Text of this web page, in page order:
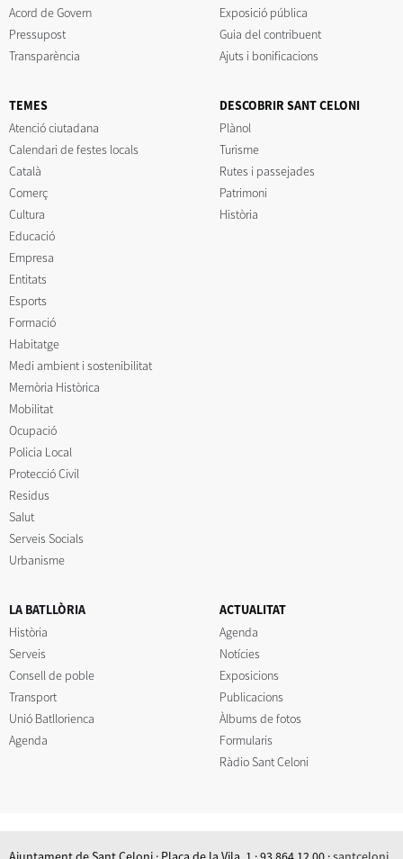
Acord de Govern
Pressupost
Transparència
Exposició pública
Guia del contribuent
Ajuts i bonificacions
TEMES
Atenció ciutadana
Calendari de festes locals
Català
Comerç
Cultura
Educació
Empresa
Entitats
Esports
Formació
Habitatge
Medi ambient i sostenibilitat
Memòria Històrica
Mobilitat
Ocupació
Policia Local
Protecció Civil
Residus
Salut
Serveis Socials
Urbanisme
DESCOBRIR SANT CELONI
Plànol
Turisme
Rutes i passejades
Patrimoni
Història
LA BATLLÒRIA
Història
Serveis
Consell de poble
Transport
Unió Batllorienca
Agenda
ACTUALITAT
Agenda
Notícies
Exposicions
Publicacions
Àlbums de fotos
Formularis
Ràdio Sant Celoni